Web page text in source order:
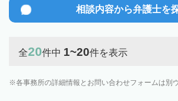
相談内容から弁護士を
全20件中 1~20件を表示
各事務所の詳細情報とお問い合わせフォームは別